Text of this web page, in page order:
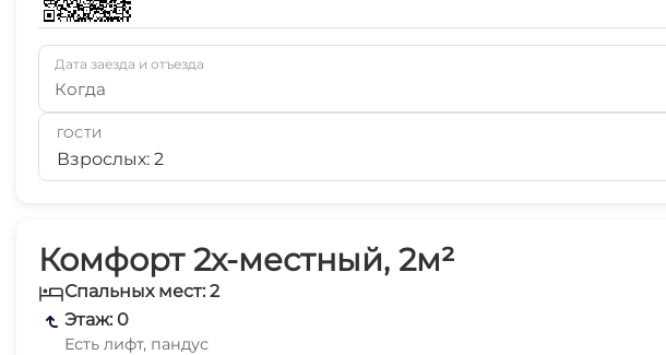
Комфорт 2х-местный, 2м²
Спальных мест: 2
Этаж: 0
Есть лифт, пандус
Дата заезда и отъезда
Когда
ГОСТИ
Взрослых: 2